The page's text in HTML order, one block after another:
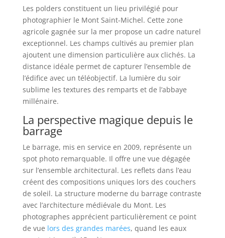
Les polders constituent un lieu privilégié pour
photographier le Mont Saint-Michel. Cette zone
agricole gagnée sur la mer propose un cadre naturel
exceptionnel. Les champs cultivés au premier plan
ajoutent une dimension particulière aux clichés. La
distance idéale permet de capturer l’ensemble de
l’édifice avec un téléobjectif. La lumière du soir
sublime les textures des remparts et de l’abbaye
millénaire.
La perspective magique depuis le
barrage
Le barrage, mis en service en 2009, représente un
spot photo remarquable. Il offre une vue dégagée
sur l’ensemble architectural. Les reflets dans l’eau
créent des compositions uniques lors des couchers
de soleil. La structure moderne du barrage contraste
avec l’architecture médiévale du Mont. Les
photographes apprécient particulièrement ce point
de vue lors des grandes marées, quand les eaux